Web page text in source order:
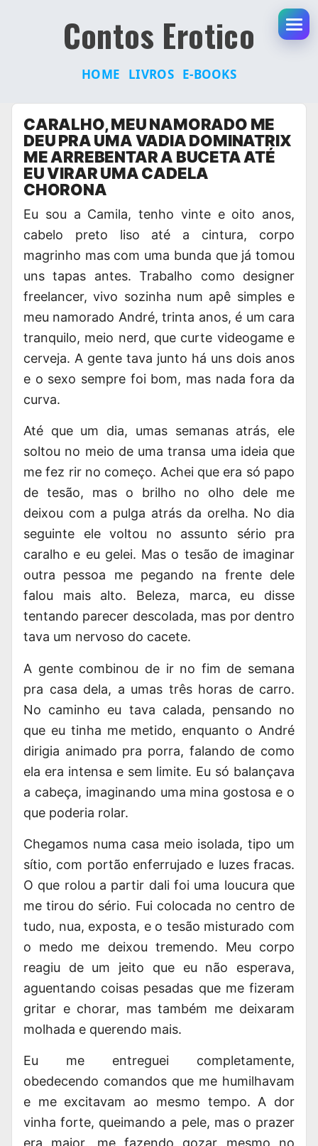
Contos Erotico
HOME LIVROS E-BOOKS
Pular
para
conteúdo
CARALHO, MEU NAMORADO ME
DEU PRA UMA VADIA DOMINATRIX
ME ARREBENTAR A BUCETA ATÉ
EU VIRAR UMA CADELA
CHORONA
Eu sou a Camila, tenho vinte e oito anos,
cabelo preto liso até a cintura, corpo
magrinho mas com uma bunda que já tomou
uns tapas antes. Trabalho como designer
freelancer, vivo sozinha num apê simples e
meu namorado André, trinta anos, é um cara
tranquilo, meio nerd, que curte videogame e
cerveja. A gente tava junto há uns dois anos
e o sexo sempre foi bom, mas nada fora da
curva.
Até que um dia, umas semanas atrás, ele
soltou no meio de uma transa uma ideia que
me fez rir no começo. Achei que era só papo
de tesão, mas o brilho no olho dele me
deixou com a pulga atrás da orelha. No dia
seguinte ele voltou no assunto sério pra
caralho e eu gelei. Mas o tesão de imaginar
outra pessoa me pegando na frente dele
falou mais alto. Beleza, marca, eu disse
tentando parecer descolada, mas por dentro
tava um nervoso do cacete.
A gente combinou de ir no fim de semana
pra casa dela, a umas três horas de carro.
No caminho eu tava calada, pensando no
que eu tinha me metido, enquanto o André
dirigia animado pra porra, falando de como
ela era intensa e sem limite. Eu só balançava
a cabeça, imaginando uma mina gostosa e o
que poderia rolar.
Chegamos numa casa meio isolada, tipo um
sítio, com portão enferrujado e luzes fracas.
O que rolou a partir dali foi uma loucura que
me tirou do sério. Fui colocada no centro de
tudo, nua, exposta, e o tesão misturado com
o medo me deixou tremendo. Meu corpo
reagiu de um jeito que eu não esperava,
aguentando coisas pesadas que me fizeram
gritar e chorar, mas também me deixaram
molhada e querendo mais.
Eu me entreguei completamente,
obedecendo comandos que me humilhavam
e me excitavam ao mesmo tempo. A dor
vinha forte, queimando a pele, mas o prazer
era maior, me fazendo gozar mesmo no